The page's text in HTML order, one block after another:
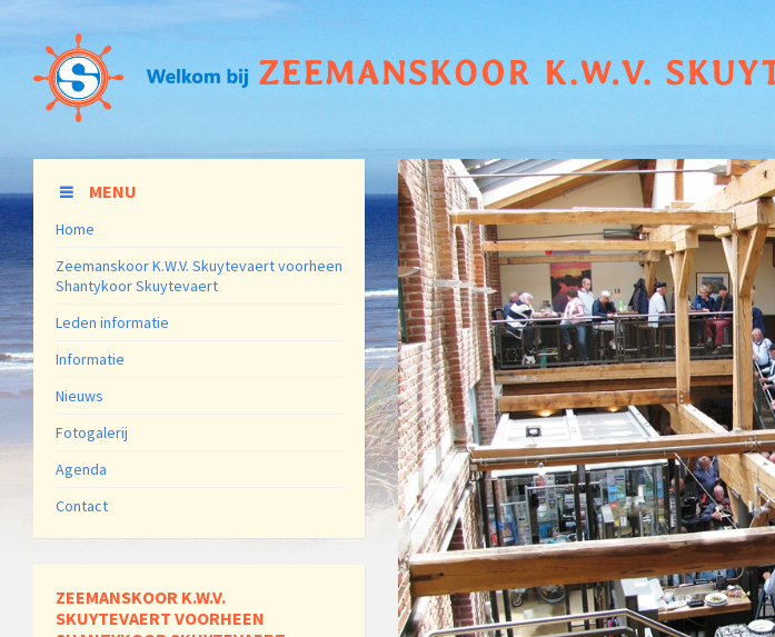
MENU
Home
Zeemanskoor K.W.V. Skuytevaert voorheen
Shantykoor Skuytevaert
Leden informatie
Informatie
Nieuws
Fotogalerij
Agenda
Contact
ZEEMANSKOOR K.W.V.
SKUYTEVAERT VOORHEEN